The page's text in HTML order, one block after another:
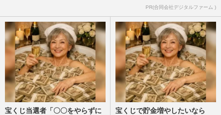
PR(合同会社デジタルファーム )
宝くじ当選者「〇〇をやらずに
宝くじで貯金増やしたいなら